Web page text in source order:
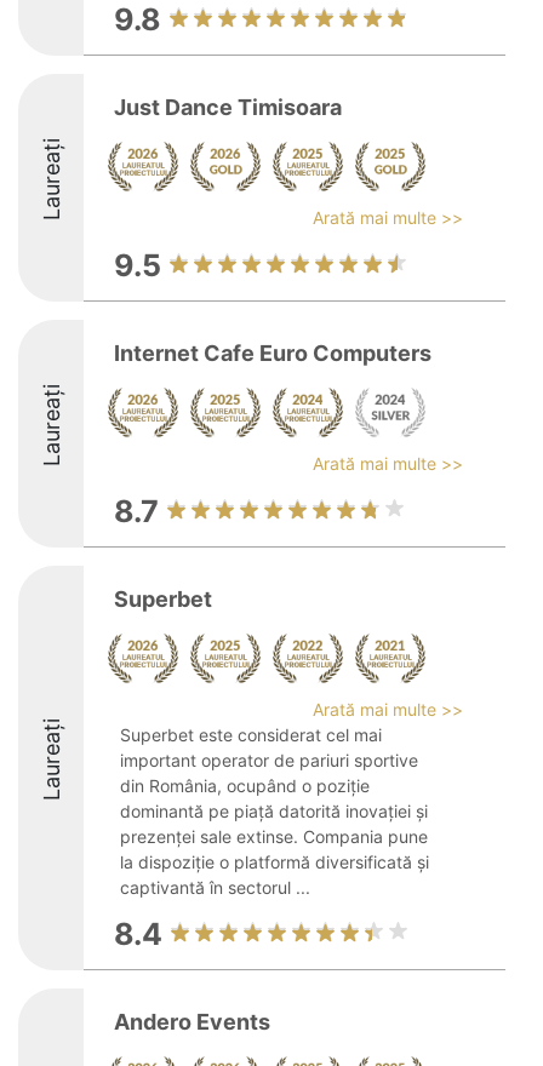
9.8
Laureați
Just Dance Timisoara
Arată mai multe >>
9.5
Laureați
Internet Cafe Euro Computers
Arată mai multe >>
8.7
Laureați
Superbet
Arată mai multe >>
Superbet este considerat cel mai
important operator de pariuri sportive
din România, ocupând o poziție
dominantă pe piață datorită inovației și
prezenței sale extinse. Compania pune
la dispoziție o platformă diversificată și
captivantă în sectorul ...
8.4
Andero Events